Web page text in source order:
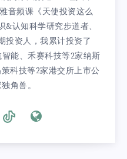
音频课《天使投资这么
认知科学研究步道者、
投资人，我累计投资了
能、禾赛科技等2家纳斯
科技等2家港交所上市公
角兽。